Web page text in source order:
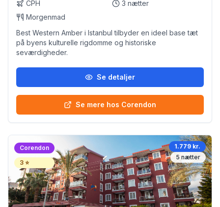
CPH 3 nætter
Morgenmad
Best Western Amber i Istanbul tilbyder en ideel base tæt
på byens kulturelle rigdomme og historiske
seværdigheder.
Se detaljer
Se mere hos Corendon
Corendon
3 ⭐
1.779 kr.
5 nætter